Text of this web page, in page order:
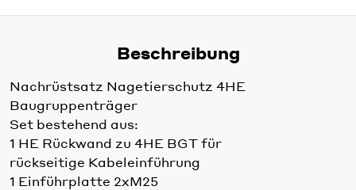
Beschreibung
Nachrüstsatz Nagetierschutz 4HE
Baugruppenträger
Set bestehend aus:
1 HE Rückwand zu 4HE BGT für
rückseitige Kabeleinführung
1 Einführplatte 2xM25